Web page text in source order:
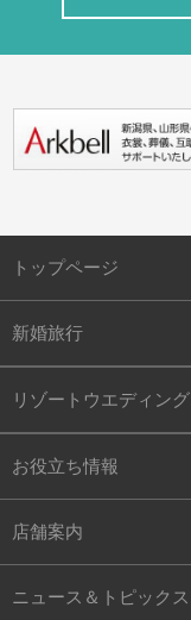
トップページ
新婚旅行
リゾートウエディング
お役立ち情報
店舗案内
ニュース＆トピックス